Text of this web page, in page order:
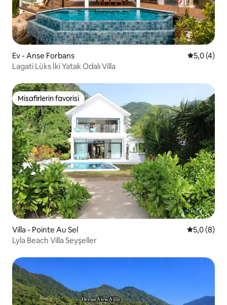
Ev - Anse Forbans 55,0 (4)
Lagati Lüks İki Yatak Odalı Villa
Misafirlerin favorisi
Misafirlerin favorisi
Villa - Pointe Au Sel 55,0 (8)
Lyla Beach Villa Seyşeller